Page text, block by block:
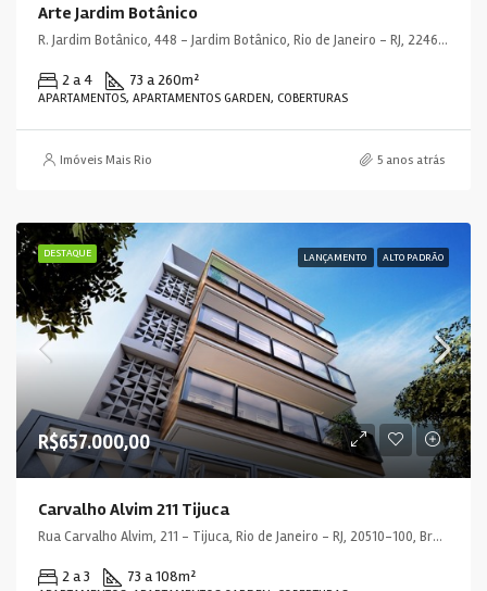
Arte Jardim Botânico
R. Jardim Botânico, 448 - Jardim Botânico, Rio de Janeiro - RJ, 22461-000, Brasil
2 a 4 73 a 260m²
APARTAMENTOS, APARTAMENTOS GARDEN, COBERTURAS
Imóveis Mais Rio 5 anos atrás
DESTAQUE LANÇAMENTO ALTO PADRÃO
R$657.000,00
Carvalho Alvim 211 Tijuca
Rua Carvalho Alvim, 211 - Tijuca, Rio de Janeiro - RJ, 20510-100, Brasil
2 a 3 73 a 108m²